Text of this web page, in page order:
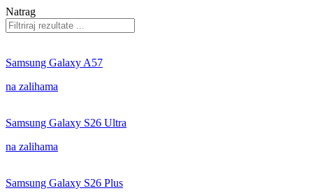
Natrag
Samsung Galaxy A57
na zalihama
Samsung Galaxy S26 Ultra
na zalihama
Samsung Galaxy S26 Plus